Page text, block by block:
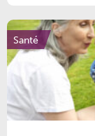
Santé